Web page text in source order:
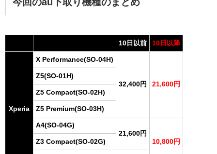
10日以前 10日以降
Xperia
X Performance(SO-04H)
32,400円 21,600円
Z5(SO-01H)
Z5 Compact(SO-02H)
Z5 Premium(SO-03H)
A4(SO-04G)
21,600円
10,800円
Z3 Compact(SO-02G)